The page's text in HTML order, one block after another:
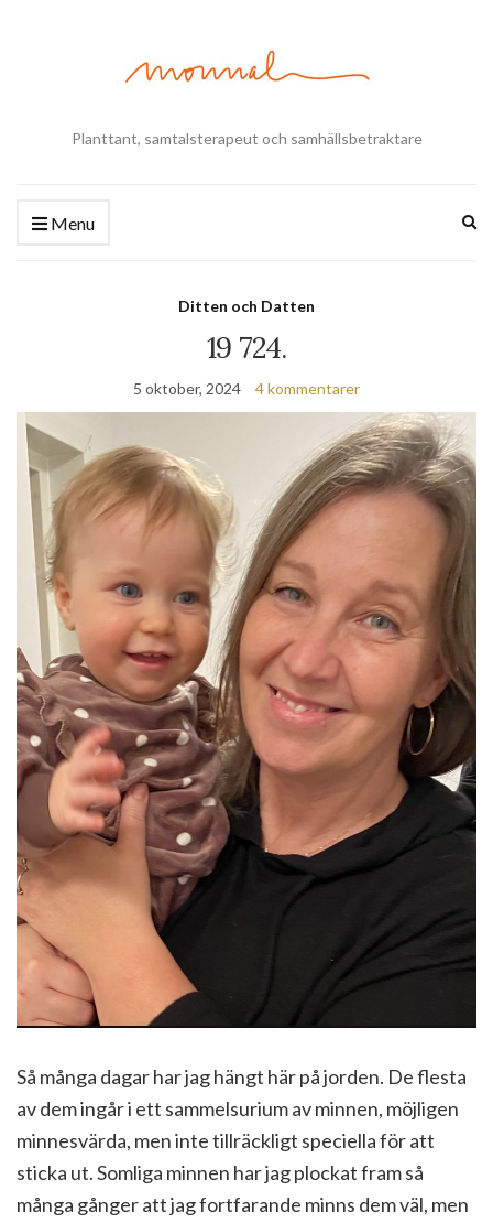
Planttant, samtalsterapeut och samhällsbetraktare
Menu
Ditten och Datten
19 724.
5 oktober, 2024 4 kommentarer
Så många dagar har jag hängt här på jorden. De flesta
av dem ingår i ett sammelsurium av minnen, möjligen
minnesvärda, men inte tillräckligt speciella för att
sticka ut. Somliga minnen har jag plockat fram så
många gånger att jag fortfarande minns dem väl, men